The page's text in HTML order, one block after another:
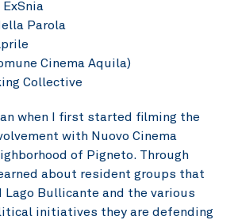
Parola
Cinema Aquila)
Collective
when I first started filming the
with Nuovo Cinema
of Pigneto. Through
about resident groups that
Lago Bullicante and the various
initiatives they are defending